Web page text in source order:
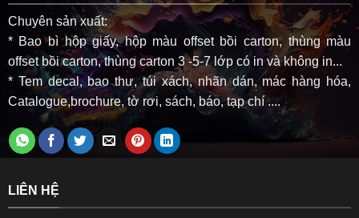
Chuyên sản xuất:
* Bao bì hộp giấy, hộp màu offset bồi carton, thùng màu
offset bồi carton, thùng carton 3 -5-7 lớp có in và không in...
* Tem decal, bao thư, túi xách, nhãn dán, mác hàng hóa,
Catalogue,brochure, tờ rơi, sách, báo, tạp chí ....
LIÊN HỆ